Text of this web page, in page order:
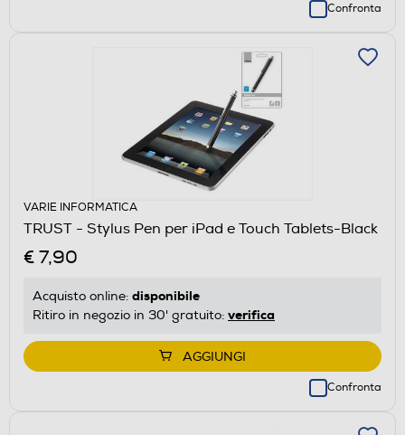
Confronta
VARIE INFORMATICA
TRUST - Stylus Pen per iPad e Touch Tablets-Black
€ 7,90
Acquisto online: disponibile
Ritiro in negozio in 30' gratuito: verifica
AGGIUNGI
Confronta